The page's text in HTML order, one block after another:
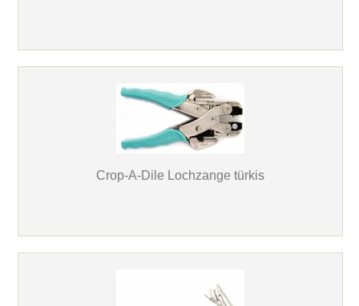
Crop-A-Dile Lochzange türkis